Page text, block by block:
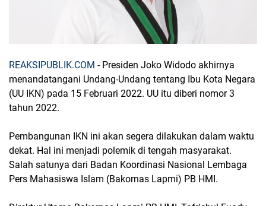
REAKSIPUBLIK.COM - Presiden Joko Widodo akhirnya
menandatangani Undang-Undang tentang Ibu Kota Negara
(UU IKN) pada 15 Februari 2022. UU itu diberi nomor 3
tahun 2022.
Pembangunan IKN ini akan segera dilakukan dalam waktu
dekat. Hal ini menjadi polemik di tengah masyarakat.
Salah satunya dari Badan Koordinasi Nasional Lembaga
Pers Mahasiswa Islam (Bakornas Lapmi) PB HMI.